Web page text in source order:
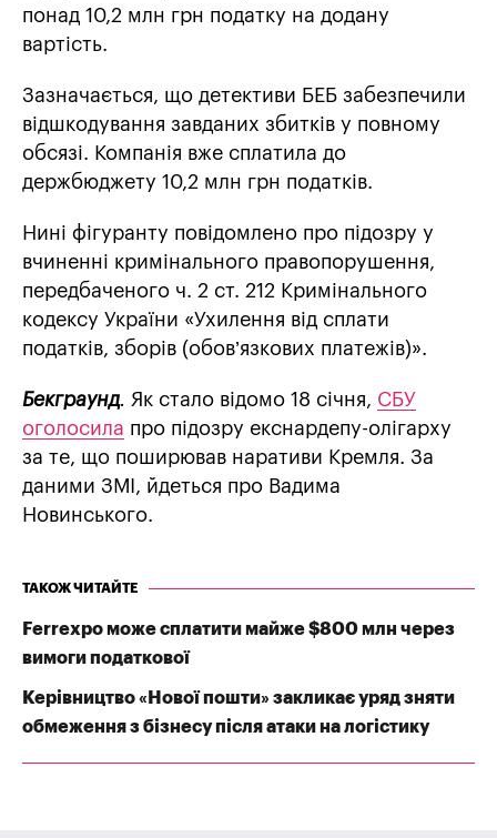
понад 10,2 млн грн податку на додану
вартість.
Зазначається, що детективи БЕБ забезпечили
відшкодування завданих збитків у повному
обсязі. Компанія вже сплатила до
держбюджету 10,2 млн грн податків.
Нині фігуранту повідомлено про підозру у
вчиненні кримінального правопорушення,
передбаченого ч. 2 ст. 212 Кримінального
кодексу України «Ухилення від сплати
податків, зборів (обов’язкових платежів)».
Бекграунд. Як стало відомо 18 січня, СБУ
оголосила про підозру екснардепу-олігарху
за те, що поширював наративи Кремля. За
даними ЗМІ, йдеться про Вадима
Новинського.
ТАКОЖ ЧИТАЙТЕ
Ferrexpo може сплатити майже $800 млн через
вимоги податкової
Керівництво «Нової пошти» закликає уряд зняти
обмеження з бізнесу після атаки на логістику